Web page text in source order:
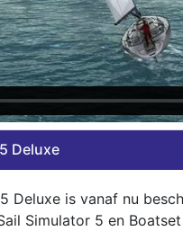
Deluxe
Deluxe is vanaf nu
Simulator 5 en